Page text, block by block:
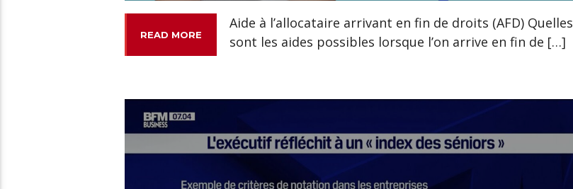
READ MORE
Aide à l’allocataire arrivant en fin de droits (AFD) Quelles
sont les aides possibles lorsque l’on arrive en fin de […]
00:21 READ TIME